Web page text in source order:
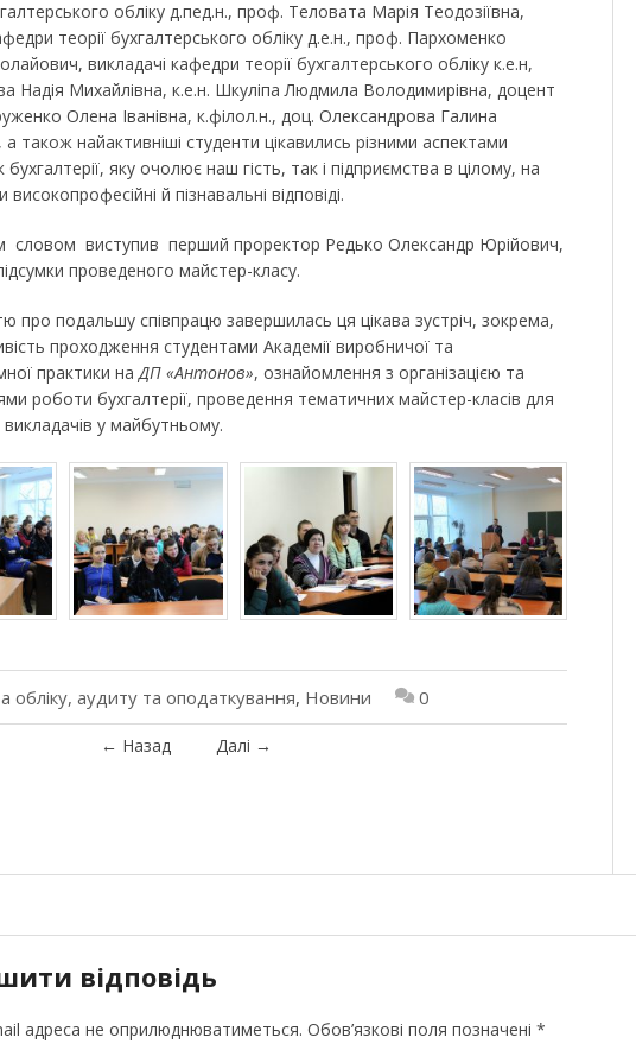
обліку д.пед.н., проф. Теловата Марія Теодозіївна,
теорії бухгалтерського обліку д.е.н., проф. Пархоменко
викладачі кафедри теорії бухгалтерського обліку к.е.н,
Надія Михайлівна, к.е.н. Шкуліпа Людмила Володимирівна, доцент
Олена Іванівна, к.філол.н., доц. Олександрова Галина
також найактивніші студенти цікавились різними аспектами
бухгалтерії, яку очолює наш гість, так і підприємства в цілому, на
й пізнавальні відповіді.
словом виступив перший проректор Редько Олександр Юрійович,
проведеного майстер-класу.
про подальшу співпрацю завершилась ця цікава зустріч, зокрема,
проходження студентами Академії виробничої та
практики на ДП «Антонов», ознайомлення з організацією та
роботи бухгалтерії, проведення тематичних майстер-класів для
викладачів у майбутньому.
обліку, аудиту та оподаткування, Новини 0
← Назад Далі →
відповідь
адреса не оприлюднюватиметься. Обов’язкові поля позначені *